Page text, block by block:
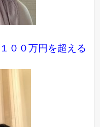
００万円を超える